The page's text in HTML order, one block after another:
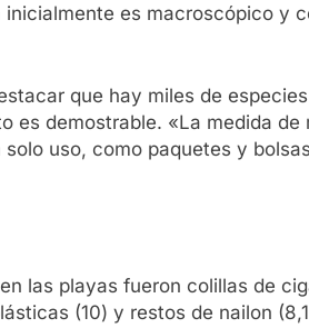
es macroscópico y
que hay miles de
es demostrable. «La medida
uso, como paquetes y
las playas fueron colillas de
(10) y restos de nailon